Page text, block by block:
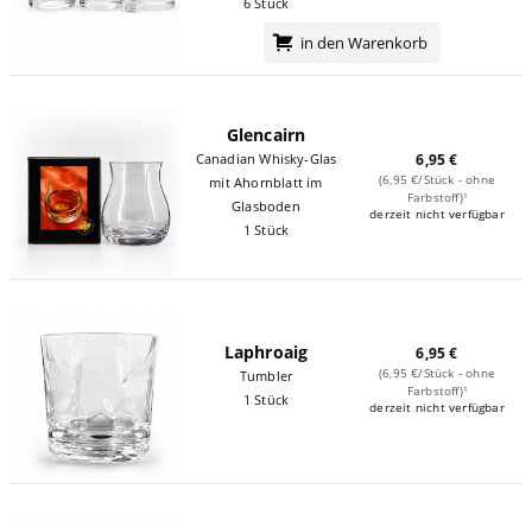
in den Warenkorb
Glencairn
Canadian Whisky-Glas
mit Ahornblatt im
Glasboden
1 Stück
6,95 €
(6,95 €/Stück - ohne
Farbstoff)¹
derzeit nicht verfügbar
Laphroaig
Tumbler
1 Stück
6,95 €
(6,95 €/Stück - ohne
Farbstoff)¹
derzeit nicht verfügbar